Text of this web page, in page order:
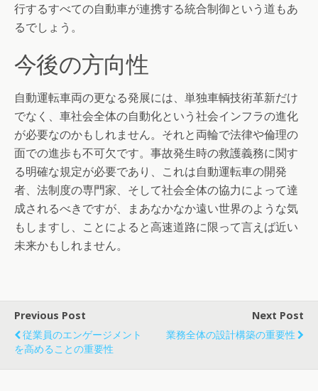
行するすべての自動車が連携する統合制御という道もあ
るでしょう。
今後の方向性
自動運転車両の更なる発展には、単独車輌技術革新だけ
でなく、車社会全体の自動化という社会インフラの進化
が必要なのかもしれません。それと両輪で法律や倫理の
面での進歩も不可欠です。事故発生時の救護義務に関す
る明確な規定が必要であり、これは自動運転車の開発
者、法制度の専門家、そして社会全体の協力によって達
成されるべきですが、まあなかなか遠い世界のような気
もしますし、ことによると高速道路に限って言えば近い
未来かもしれません。
Previous Post
従業員のエンゲージメント
を高めることの重要性
Next Post
業務全体の設計構築の重要性